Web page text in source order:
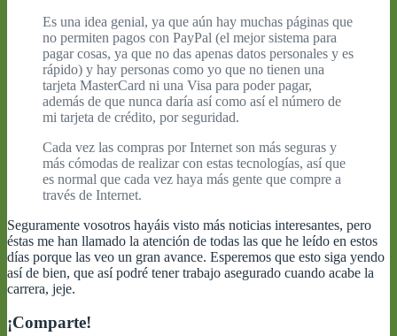
Es una idea genial, ya que aún hay muchas páginas que
no permiten pagos con PayPal (el mejor sistema para
pagar cosas, ya que no das apenas datos personales y es
rápido) y hay personas como yo que no tienen una
tarjeta MasterCard ni una Visa para poder pagar,
además de que nunca daría así como así el número de
mi tarjeta de crédito, por seguridad.
Cada vez las compras por Internet son más seguras y
más cómodas de realizar con estas tecnologías, así que
es normal que cada vez haya más gente que compre a
través de Internet.
Seguramente vosotros hayáis visto más noticias interesantes, pero
éstas me han llamado la atención de todas las que he leído en estos
días porque las veo un gran avance. Esperemos que esto siga yendo
así de bien, que así podré tener trabajo asegurado cuando acabe la
carrera, jeje.
¡Comparte!